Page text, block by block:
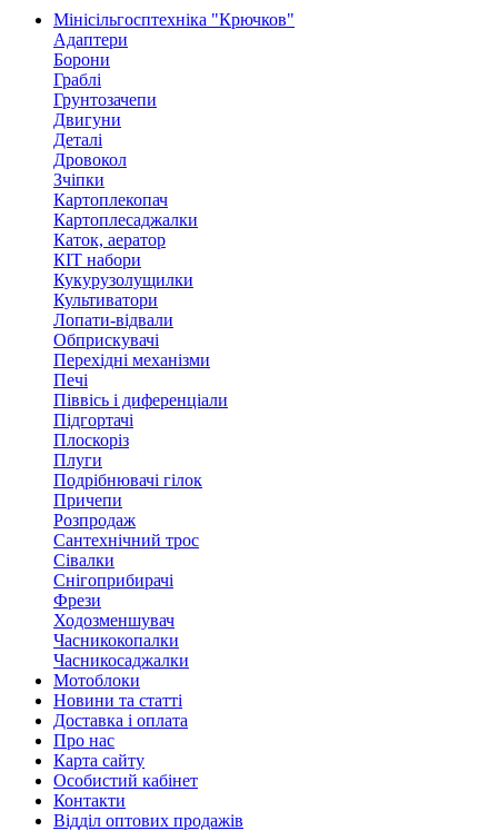
Мінісільгосптехніка "Крючков"
Адаптери
Борони
Граблі
Грунтозачепи
Двигуни
Деталі
Дровокол
Зчіпки
Картоплекопач
Картоплесаджалки
Каток, аератор
КІТ набори
Кукурузолущилки
Культиватори
Лопати-відвали
Обприскувачі
Перехідні механізми
Печі
Піввісь і диференціали
Підгортачі
Плоскоріз
Плуги
Подрібнювачі гілок
Причепи
Розпродаж
Сантехнічний трос
Сівалки
Снігоприбирачі
Фрези
Ходозменшувач
Часникокопалки
Часникосаджалки
Мотоблоки
Новини та статті
Доставка і оплата
Про нас
Карта сайту
Особистий кабінет
Контакти
Відділ оптових продажів